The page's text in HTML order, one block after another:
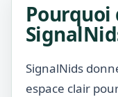
Pourquoi
SignalNids
espace clair